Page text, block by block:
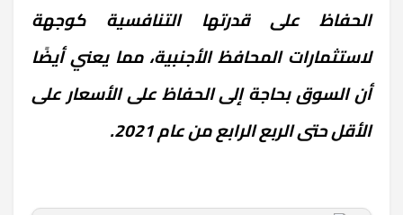
الحفاظ على قدرتها التنافسية كوجهة
لاستثمارات المحافظ الأجنبية، مما يعني أيضًا
أن السوق بحاجة إلى الحفاظ على الأسعار على
الأقل حتى الربع الرابع من عام 2021.